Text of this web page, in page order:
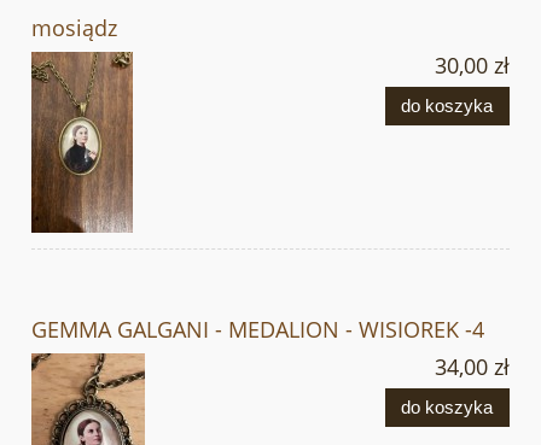
mosiądz
30,00 zł
do koszyka
GEMMA GALGANI - MEDALION - WISIOREK -4
34,00 zł
do koszyka